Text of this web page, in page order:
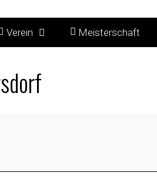
Verein Meisterschaft